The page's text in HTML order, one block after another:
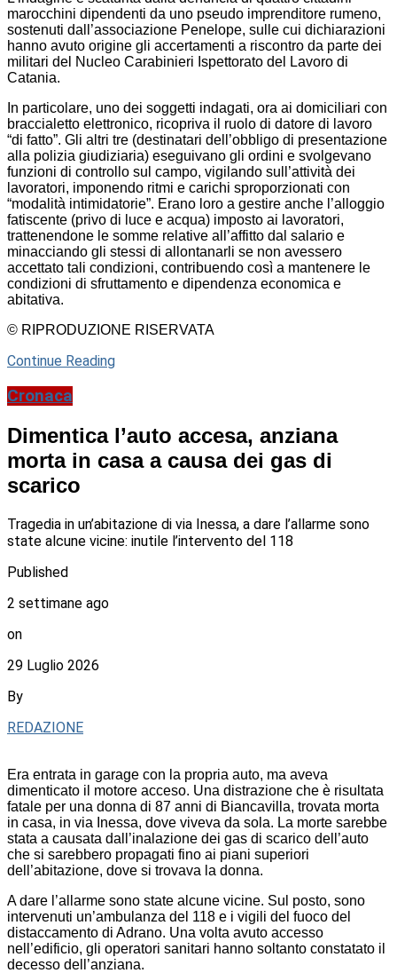
marocchini dipendenti da uno pseudo imprenditore rumeno,
sostenuti dall’associazione Penelope, sulle cui dichiarazioni
hanno avuto origine gli accertamenti a riscontro da parte dei
militari del Nucleo Carabinieri Ispettorato del Lavoro di
Catania.
In particolare, uno dei soggetti indagati, ora ai domiciliari con
braccialetto elettronico, ricopriva il ruolo di datore di lavoro
“di fatto”. Gli altri tre (destinatari dell’obbligo di presentazione
alla polizia giudiziaria) eseguivano gli ordini e svolgevano
funzioni di controllo sul campo, vigilando sull’attività dei
lavoratori, imponendo ritmi e carichi sproporzionati con
“modalità intimidatorie”. Erano loro a gestire anche l’alloggio
fatiscente (privo di luce e acqua) imposto ai lavoratori,
trattenendone le somme relative all’affitto dal salario e
minacciando gli stessi di allontanarli se non avessero
accettato tali condizioni, contribuendo così a mantenere le
condizioni di sfruttamento e dipendenza economica e
abitativa.
© RIPRODUZIONE RISERVATA
Continue Reading
Cronaca
Dimentica l’auto accesa, anziana
morta in casa a causa dei gas di
scarico
Tragedia in un’abitazione di via Inessa, a dare l’allarme sono
state alcune vicine: inutile l’intervento del 118
Published
2 settimane ago
on
29 Luglio 2026
By
REDAZIONE
Era entrata in garage con la propria auto, ma aveva
dimenticato il motore acceso. Una distrazione che è risultata
fatale per una donna di 87 anni di Biancavilla, trovata morta
in casa, in via Inessa, dove viveva da sola. La morte sarebbe
stata a causata dall’inalazione dei gas di scarico dell’auto
che si sarebbero propagati fino ai piani superiori
dell’abitazione, dove si trovava la donna.
A dare l’allarme sono state alcune vicine. Sul posto, sono
intervenuti un’ambulanza del 118 e i vigili del fuoco del
distaccamento di Adrano. Una volta avuto accesso
nell’edificio, gli operatori sanitari hanno soltanto constatato il
decesso dell’anziana.